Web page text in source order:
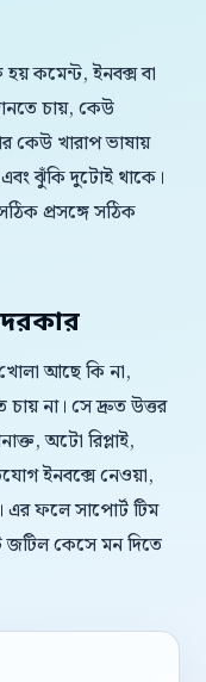
কমেন্ট, ইনবক্স বা
চায়, কেউ
কেউ খারাপ ভাষায়
ঝুঁকি দুটোই থাকে।
প্রসঙ্গে সঠিক
খোলা আছে কি না,
না। সে দ্রুত উত্তর
অটো রিপ্লাই,
ইনবক্সে নেওয়া,
এর ফলে সাপোর্ট টিম
জটিল কেসে মন দিতে